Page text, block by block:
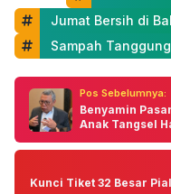
Jumat Bersih di
Sampah
Pos Sebelumnya:
Benyamin
Anak Tangsel
Kunci Tiket 32 Besar